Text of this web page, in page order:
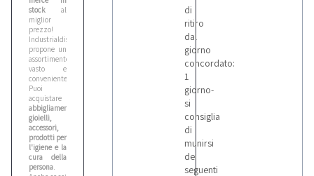
stock al
miglior
prezzo!
Industrialdiscount.it
propone un
assortimento
vasto e
conveniente.
Puoi
acquistare
abbigliamento,
gioielli,
accessori,
prodotti per
l'igiene e la
cura della
persona.
di
ritiro
dal
giorno
concordato:
1
giorno-
si
consiglia
di
munirsi
dei
seguenti